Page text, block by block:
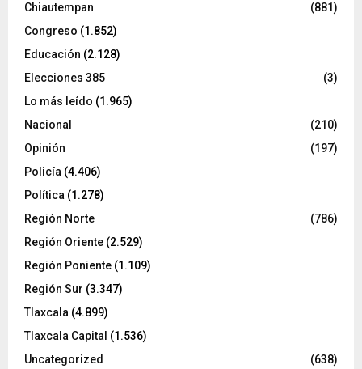
Chiautempan
(881)
Congreso (1.852)
Educación (2.128)
Elecciones 385
(3)
Lo más leído (1.965)
Nacional
(210)
Opinión
(197)
Policía (4.406)
Política (1.278)
Región Norte
(786)
Región Oriente (2.529)
Región Poniente (1.109)
Región Sur (3.347)
Tlaxcala (4.899)
Tlaxcala Capital (1.536)
Uncategorized
(638)